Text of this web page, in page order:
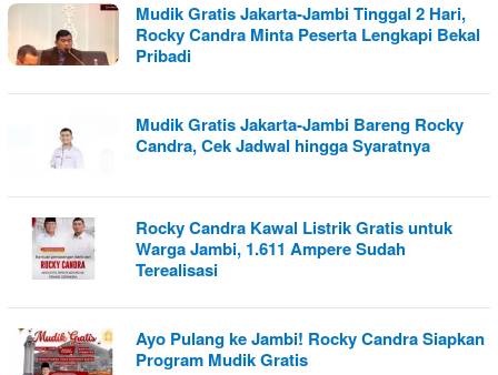
Mudik Gratis Jakarta-Jambi Tinggal 2 Hari,
Rocky Candra Minta Peserta Lengkapi Bekal
Pribadi
Mudik Gratis Jakarta-Jambi Bareng Rocky
Candra, Cek Jadwal hingga Syaratnya
Rocky Candra Kawal Listrik Gratis untuk
Warga Jambi, 1.611 Ampere Sudah
Terealisasi
Ayo Pulang ke Jambi! Rocky Candra Siapkan
Program Mudik Gratis